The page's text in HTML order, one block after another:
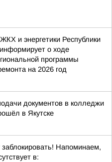
и энергетики Республики
о ходе
программы
на 2026 год
документов в колледжи
в Якутске
заблокировать! Напоминаем,
в: